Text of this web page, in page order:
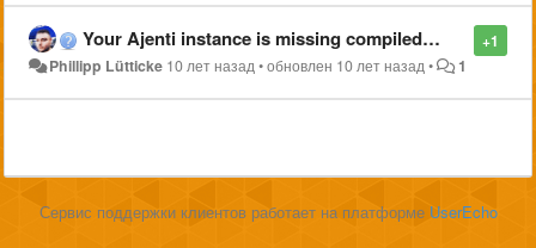
+1
Your Ajenti instance is missing compiled CSS files.
Phillipp Lütticke 10 лет назад•обновлен 10 лет назад• 1
Сервис поддержки клиентов работает на платформе UserEcho